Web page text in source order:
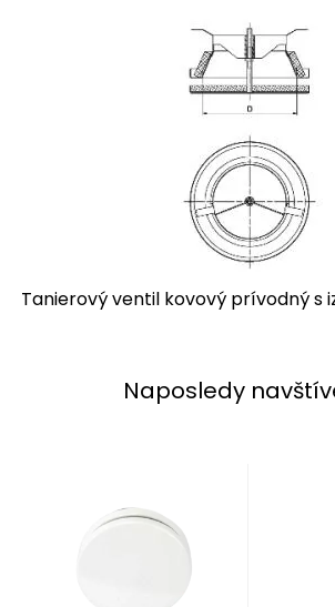
Tanierový ventil kovový prívodný s
Naposledy